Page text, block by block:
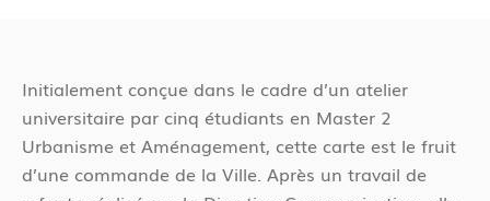
e
s
i
c
d
e
n
t
Initialement conçue dans le cadre d’un atelier
universitaire par cinq étudiants en Master 2
Urbanisme et Aménagement, cette carte est le fruit
d’une commande de la Ville. Après un travail de